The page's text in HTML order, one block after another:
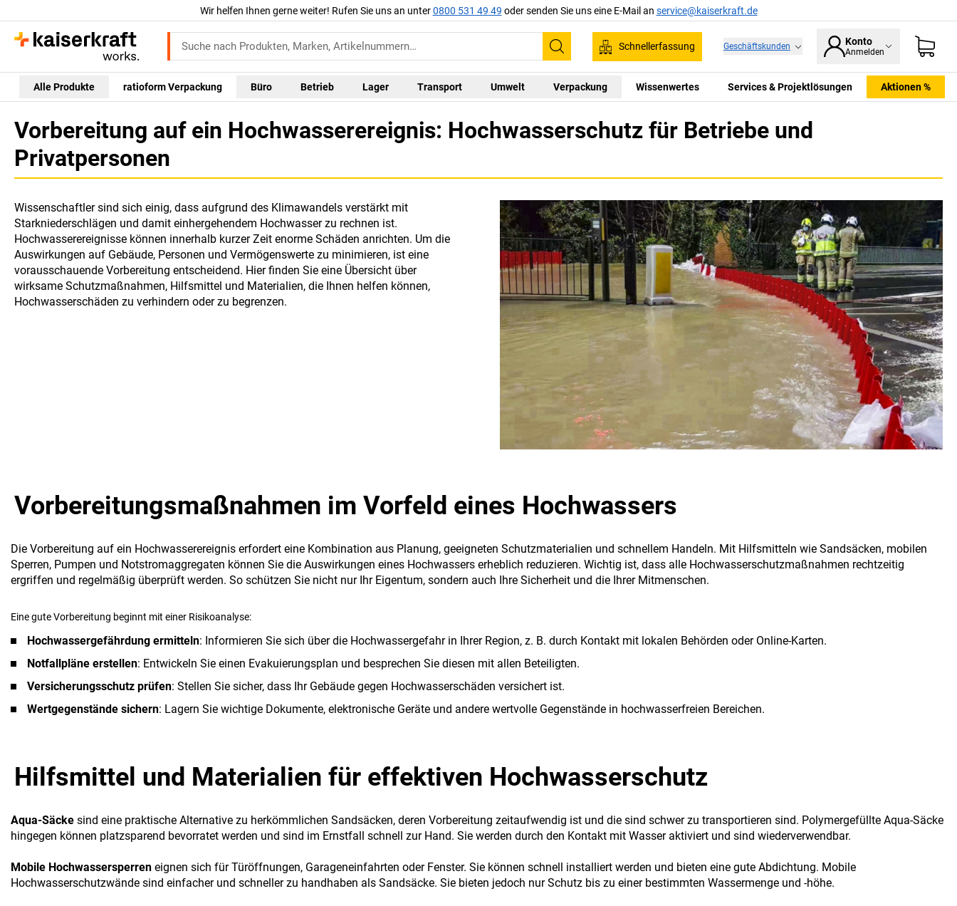
Wir helfen Ihnen gerne weiter! Rufen Sie uns an unter0800 531 49 49 oder senden Sie uns eine E-Mail an service@kaiserkraft.de
Suchen
Schnellerfassung Geschäftskunden Konto
Anmelden
Alle Produkte ratioform Verpackung Büro Betrieb Lager Transport Umwelt Verpackung Wissenwertes Services & Projektlösungen Aktionen %
Vorbereitung auf ein Hochwasserereignis: Hochwasserschutz für Betriebe und
Privatpersonen
Wissenschaftler sind sich einig, dass aufgrund des Klimawandels verstärkt mit
Starkniederschlägen und damit einhergehendem Hochwasser zu rechnen ist.
Hochwasserereignisse können innerhalb kurzer Zeit enorme Schäden anrichten. Um die
Auswirkungen auf Gebäude, Personen und Vermögenswerte zu minimieren, ist eine
vorausschauende Vorbereitung entscheidend. Hier finden Sie eine Übersicht über
wirksame Schutzmaßnahmen, Hilfsmittel und Materialien, die Ihnen helfen können,
Hochwasserschäden zu verhindern oder zu begrenzen.
Vorbereitungsmaßnahmen im Vorfeld eines Hochwassers
Die Vorbereitung auf ein Hochwasserereignis erfordert eine Kombination aus Planung, geeigneten Schutzmaterialien und schnellem Handeln. Mit Hilfsmitteln wie Sandsäcken, mobilen
Sperren, Pumpen und Notstromaggregaten können Sie die Auswirkungen eines Hochwassers erheblich reduzieren. Wichtig ist, dass alle Hochwasserschutzmaßnahmen rechtzeitig
ergriffen und regelmäßig überprüft werden. So schützen Sie nicht nur Ihr Eigentum, sondern auch Ihre Sicherheit und die Ihrer Mitmenschen.
Eine gute Vorbereitung beginnt mit einer Risikoanalyse:
Hochwassergefährdung ermitteln: Informieren Sie sich über die Hochwassergefahr in Ihrer Region, z. B. durch Kontakt mit lokalen Behörden oder Online-Karten.
Notfallpläne erstellen: Entwickeln Sie einen Evakuierungsplan und besprechen Sie diesen mit allen Beteiligten.
Versicherungsschutz prüfen: Stellen Sie sicher, dass Ihr Gebäude gegen Hochwasserschäden versichert ist.
Wertgegenstände sichern: Lagern Sie wichtige Dokumente, elektronische Geräte und andere wertvolle Gegenstände in hochwasserfreien Bereichen.
Hilfsmittel und Materialien für effektiven Hochwasserschutz
Aqua-Säcke sind eine praktische Alternative zu herkömmlichen Sandsäcken, deren Vorbereitung zeitaufwendig ist und die sind schwer zu transportieren sind. Polymergefüllte Aqua-Säcke
hingegen können platzsparend bevorratet werden und sind im Ernstfall schnell zur Hand. Sie werden durch den Kontakt mit Wasser aktiviert und sind wiederverwendbar.
Mobile Hochwassersperren eignen sich für Türöffnungen, Garageneinfahrten oder Fenster. Sie können schnell installiert werden und bieten eine gute Abdichtung. Mobile
Hochwasserschutzwände sind einfacher und schneller zu handhaben als Sandsäcke. Sie bieten jedoch nur Schutz bis zu einer bestimmten Wassermenge und -höhe.